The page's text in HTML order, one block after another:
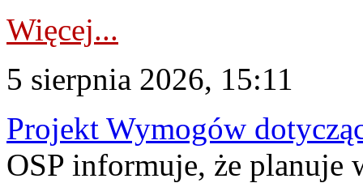
Więcej...
5 sierpnia 2026, 15:11
Projekt Wymogów
OSP informuje, że planuje